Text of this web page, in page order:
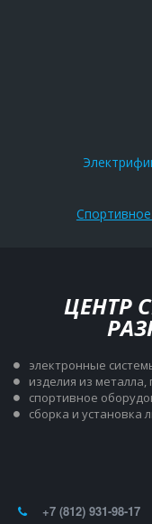
ЦЕНТР
электронные
изделия из металла,
спортивное
сборка и установка
+7 (812) 931-98-17